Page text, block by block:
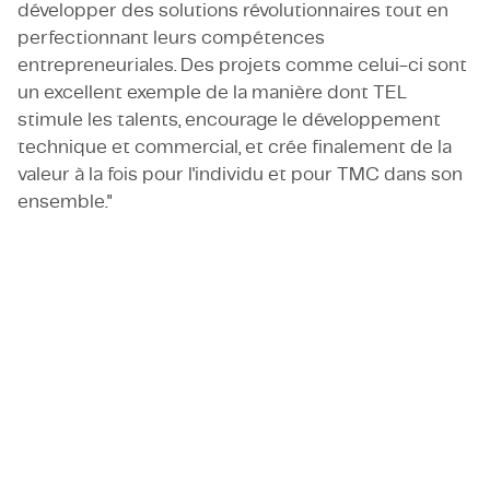
développer des solutions révolutionnaires tout en
perfectionnant leurs compétences
entrepreneuriales. Des projets comme celui-ci sont
un excellent exemple de la manière dont TEL
stimule les talents, encourage le développement
technique et commercial, et crée finalement de la
valeur à la fois pour l'individu et pour TMC dans son
ensemble."